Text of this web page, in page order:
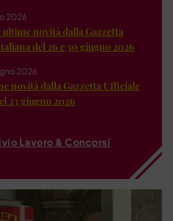
2026
novità dalla Gazzetta
del 26 e 30 giugno 2026
2026
novità dalla Gazzetta Ufficiale
23 giugno 2026
Lavoro & Concorsi